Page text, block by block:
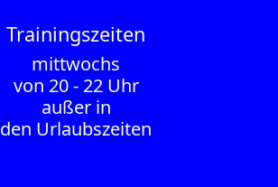
Trainings­zeiten
mittwochs
von 20 - 22 Uhr
außer in
den Urlaubszeiten